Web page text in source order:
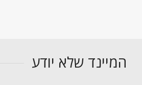
המיינד שלא יודע